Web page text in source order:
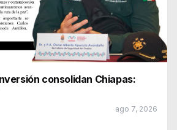
consolidan Chiapas:
ago 7, 2026